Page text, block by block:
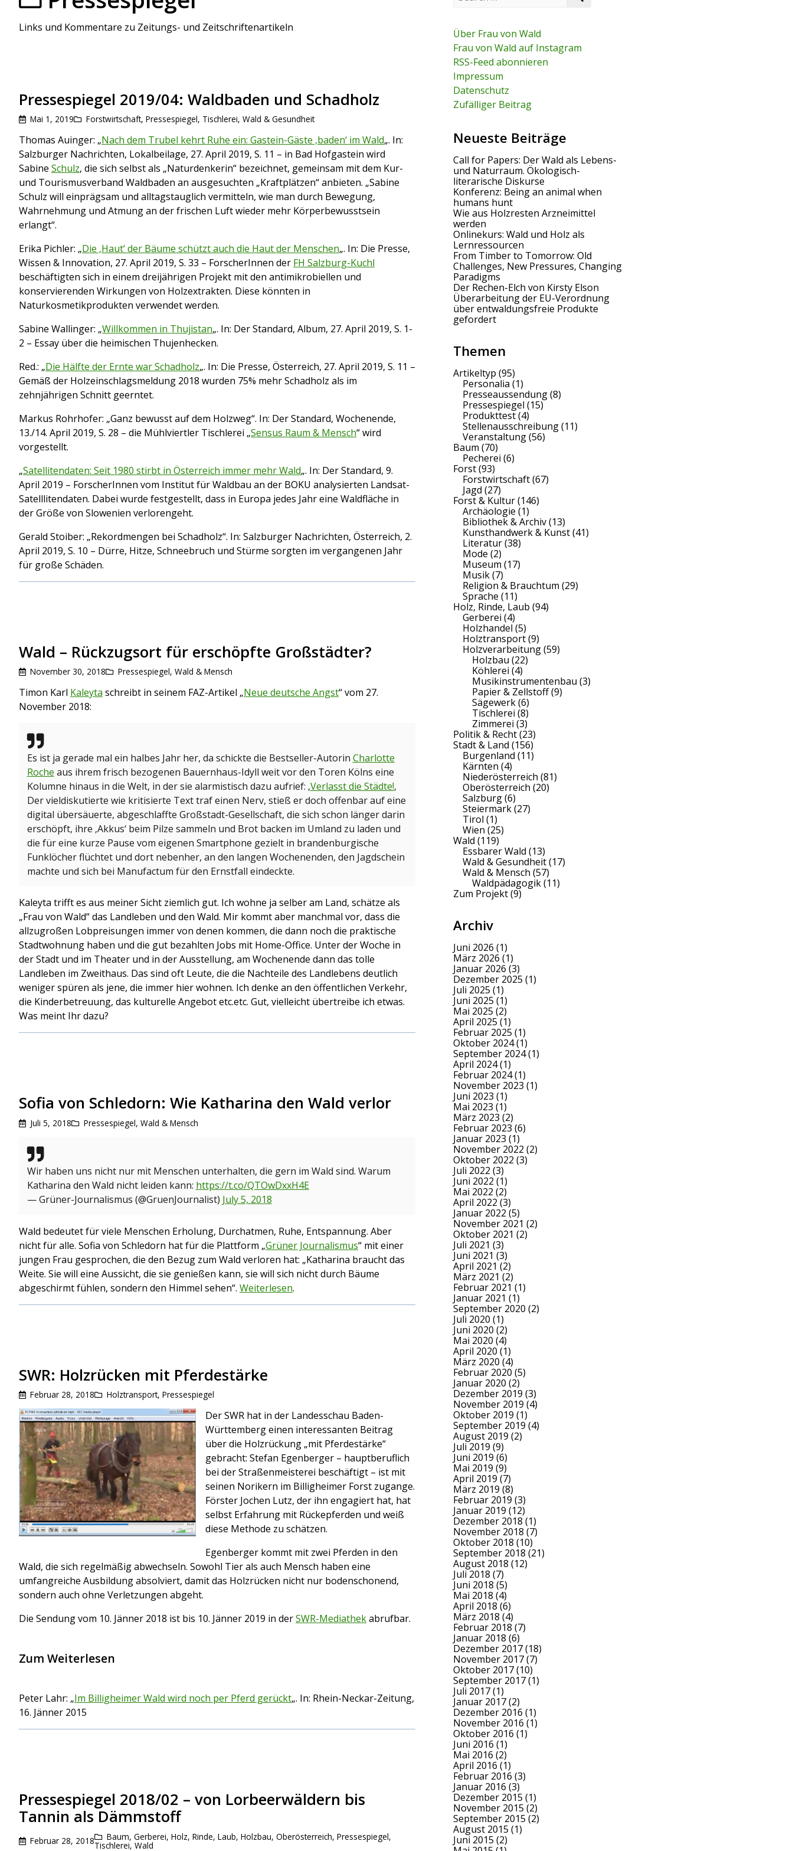
Links und Kommentare zu Zeitungs- und Zeitschriftenartikeln
Pressespiegel 2019/04: Waldbaden und Schadholz
Mai 1, 2019 Forstwirtschaft, Pressespiegel, Tischlerei, Wald & Gesundheit
Thomas Auinger: „Nach dem Trubel kehrt Ruhe ein: Gastein-Gäste ‚baden‘ im Wald„. In:
Salzburger Nachrichten, Lokalbeilage, 27. April 2019, S. 11 – in Bad Hofgastein wird
Sabine Schulz, die sich selbst als „Naturdenkerin“ bezeichnet, gemeinsam mit dem Kur-
und Tourismusverband Waldbaden an ausgesuchten „Kraftplätzen“ anbieten. „Sabine
Schulz will einprägsam und alltagstauglich vermitteln, wie man durch Bewegung,
Wahrnehmung und Atmung an der frischen Luft wieder mehr Körperbewusstsein
erlangt“.
Erika Pichler: „Die ‚Haut‘ der Bäume schützt auch die Haut der Menschen„. In: Die Presse,
Wissen & Innovation, 27. April 2019, S. 33 – ForscherInnen der FH Salzburg-Kuchl
beschäftigten sich in einem dreijährigen Projekt mit den antimikrobiellen und
konservierenden Wirkungen von Holzextrakten. Diese könnten in
Naturkosmetikprodukten verwendet werden.
Sabine Wallinger: „Willkommen in Thujistan„. In: Der Standard, Album, 27. April 2019, S. 1-
2 – Essay über die heimischen Thujenhecken.
Red.: „Die Hälfte der Ernte war Schadholz„. In: Die Presse, Österreich, 27. April 2019, S. 11 –
Gemäß der Holzeinschlagsmeldung 2018 wurden 75% mehr Schadholz als im
zehnjährigen Schnitt geerntet.
Markus Rohrhofer: „Ganz bewusst auf dem Holzweg“. In: Der Standard, Wochenende,
13./14. April 2019, S. 28 – die Mühlviertler Tischlerei „Sensus Raum & Mensch“ wird
vorgestellt.
„Satellitendaten: Seit 1980 stirbt in Österreich immer mehr Wald„. In: Der Standard, 9.
April 2019 – ForscherInnen vom Institut für Waldbau an der BOKU analysierten Landsat-
Satelllitendaten. Dabei wurde festgestellt, dass in Europa jedes Jahr eine Waldfläche in
der Größe von Slowenien verlorengeht.
Gerald Stoiber: „Rekordmengen bei Schadholz“. In: Salzburger Nachrichten, Österreich, 2.
April 2019, S. 10 – Dürre, Hitze, Schneebruch und Stürme sorgten im vergangenen Jahr
für große Schäden.
Wald – Rückzugsort für erschöpfte Großstädter?
November 30, 2018 Pressespiegel, Wald & Mensch
Timon Karl Kaleyta schreibt in seinem FAZ-Artikel „Neue deutsche Angst“ vom 27.
November 2018:
Es ist ja gerade mal ein halbes Jahr her, da schickte die Bestseller-Autorin Charlotte
Roche aus ihrem frisch bezogenen Bauernhaus-Idyll weit vor den Toren Kölns eine
Kolumne hinaus in die Welt, in der sie alarmistisch dazu aufrief: ‚Verlasst die Städte!‚
Der vieldiskutierte wie kritisierte Text traf einen Nerv, stieß er doch offenbar auf eine
digital übersäuerte, abgeschlaffte Großstadt-Gesellschaft, die sich schon länger darin
erschöpft, ihre ‚Akkus‘ beim Pilze sammeln und Brot backen im Umland zu laden und
die für eine kurze Pause vom eigenen Smartphone gezielt in brandenburgische
Funklöcher flüchtet und dort nebenher, an den langen Wochenenden, den Jagdschein
machte und sich bei Manufactum für den Ernstfall eindeckte.
Kaleyta trifft es aus meiner Sicht ziemlich gut. Ich wohne ja selber am Land, schätze als
„Frau von Wald“ das Landleben und den Wald. Mir kommt aber manchmal vor, dass die
allzugroßen Lobpreisungen immer von denen kommen, die dann noch die praktische
Stadtwohnung haben und die gut bezahlten Jobs mit Home-Office. Unter der Woche in
der Stadt und im Theater und in der Ausstellung, am Wochenende dann das tolle
Landleben im Zweithaus. Das sind oft Leute, die die Nachteile des Landlebens deutlich
weniger spüren als jene, die immer hier wohnen. Ich denke an den öffentlichen Verkehr,
die Kinderbetreuung, das kulturelle Angebot etc.etc. Gut, vielleicht übertreibe ich etwas.
Was meint Ihr dazu?
Sofia von Schledorn: Wie Katharina den Wald verlor
Juli 5, 2018 Pressespiegel, Wald & Mensch
Wir haben uns nicht nur mit Menschen unterhalten, die gern im Wald sind. Warum
Katharina den Wald nicht leiden kann: https://t.co/QTOwDxxH4E
— Grüner-Journalismus (@GruenJournalist) July 5, 2018
Wald bedeutet für viele Menschen Erholung, Durchatmen, Ruhe, Entspannung. Aber
nicht für alle. Sofia von Schledorn hat für die Plattform „Grüner Journalismus“ mit einer
jungen Frau gesprochen, die den Bezug zum Wald verloren hat: „Katharina braucht das
Weite. Sie will eine Aussicht, die sie genießen kann, sie will sich nicht durch Bäume
abgeschirmt fühlen, sondern den Himmel sehen“. Weiterlesen.
SWR: Holzrücken mit Pferdestärke
Februar 28, 2018 Holztransport, Pressespiegel
Der SWR hat in der Landesschau Baden-
Württemberg einen interessanten Beitrag
über die Holzrückung „mit Pferdestärke“
gebracht: Stefan Egenberger – hauptberuflich
bei der Straßenmeisterei beschäftigt – ist mit
seinen Norikern im Billigheimer Forst zugange.
Förster Jochen Lutz, der ihn engagiert hat, hat
selbst Erfahrung mit Rückepferden und weiß
diese Methode zu schätzen.
Egenberger kommt mit zwei Pferden in den
Wald, die sich regelmäßig abwechseln. Sowohl Tier als auch Mensch haben eine
umfangreiche Ausbildung absolviert, damit das Holzrücken nicht nur bodenschonend,
sondern auch ohne Verletzungen abgeht.
Die Sendung vom 10. Jänner 2018 ist bis 10. Jänner 2019 in derSWR-Mediathekabrufbar.
Zum Weiterlesen
Peter Lahr: „Im Billigheimer Wald wird noch per Pferd gerückt„. In: Rhein-Neckar-Zeitung,
16. Jänner 2015
Pressespiegel 2018/02 – von Lorbeerwäldern bis
Tannin als Dämmstoff
Februar 28, 2018 Baum, Gerberei, Holz, Rinde, Laub, Holzbau, Oberösterreich, Pressespiegel,
Tischlerei, Wald
c
h
f
o
r
:
Über Frau von Wald
Frau von Wald auf Instagram
RSS-Feed abonnieren
Impressum
Datenschutz
Zufälliger Beitrag
Neueste Beiträge
Call for Papers: Der Wald als Lebens-
und Naturraum. Ökologisch-
literarische Diskurse
Konferenz: Being an animal when
humans hunt
Wie aus Holzresten Arzneimittel
werden
Onlinekurs: Wald und Holz als
Lernressourcen
From Timber to Tomorrow: Old
Challenges, New Pressures, Changing
Paradigms
Der Rechen-Elch von Kirsty Elson
Überarbeitung der EU-Verordnung
über entwaldungsfreie Produkte
gefordert
Themen
Artikeltyp (95)
Personalia (1)
Presseaussendung(8)
Pressespiegel (15)
Produkttest(4)
Stellenausschreibung(11)
Veranstaltung(56)
Baum (70)
Pecherei (6)
Forst(93)
Forstwirtschaft(67)
Jagd (27)
Forst & Kultur(146)
Archäologie (1)
Bibliothek & Archiv(13)
Kunsthandwerk & Kunst(41)
Literatur(38)
Mode (2)
Museum (17)
Musik(7)
Religion & Brauchtum (29)
Sprache (11)
Holz, Rinde, Laub (94)
Gerberei (4)
Holzhandel (5)
Holztransport(9)
Holzverarbeitung(59)
Holzbau (22)
Köhlerei (4)
Musikinstrumentenbau (3)
Papier & Zellstoff(9)
Sägewerk(6)
Tischlerei (8)
Zimmerei (3)
Politik & Recht(23)
Stadt & Land (156)
Burgenland (11)
Kärnten (4)
Niederösterreich (81)
Oberösterreich (20)
Salzburg(6)
Steiermark(27)
Tirol (1)
Wien (25)
Wald (119)
Essbarer Wald (13)
Wald & Gesundheit(17)
Wald & Mensch (57)
Waldpädagogik(11)
Zum Projekt(9)
Archiv
Juni 2026 (1)
März 2026 (1)
Januar 2026 (3)
Dezember 2025 (1)
Juli 2025 (1)
Juni 2025 (1)
Mai 2025 (2)
April 2025 (1)
Februar 2025 (1)
Oktober 2024(1)
September 2024(1)
April 2024(1)
Februar 2024(1)
November 2023 (1)
Juni 2023 (1)
Mai 2023 (1)
März 2023 (2)
Februar 2023 (6)
Januar 2023 (1)
November 2022 (2)
Oktober 2022 (3)
Juli 2022 (3)
Juni 2022 (1)
Mai 2022 (2)
April 2022 (3)
Januar 2022 (5)
November 2021 (2)
Oktober 2021 (2)
Juli 2021 (3)
Juni 2021 (3)
April 2021 (2)
März 2021 (2)
Februar 2021 (1)
Januar 2021 (1)
September 2020 (2)
Juli 2020 (1)
Juni 2020 (2)
Mai 2020 (4)
April 2020 (1)
März 2020 (4)
Februar 2020 (5)
Januar 2020 (2)
Dezember 2019 (3)
November 2019 (4)
Oktober 2019 (1)
September 2019 (4)
August 2019 (2)
Juli 2019 (9)
Juni 2019 (6)
Mai 2019 (9)
April 2019 (7)
März 2019 (8)
Februar 2019 (3)
Januar 2019 (12)
Dezember 2018 (1)
November 2018 (7)
Oktober 2018 (10)
September 2018 (21)
August 2018 (12)
Juli 2018 (7)
Juni 2018 (5)
Mai 2018 (4)
April 2018 (6)
März 2018 (4)
Februar 2018 (7)
Januar 2018 (6)
Dezember 2017(18)
November 2017(7)
Oktober 2017(10)
September 2017(1)
Juli 2017(1)
Januar 2017(2)
Dezember 2016 (1)
November 2016 (1)
Oktober 2016 (1)
Juni 2016 (1)
Mai 2016 (2)
April 2016 (1)
Februar 2016 (3)
Januar 2016 (3)
Dezember 2015 (1)
November 2015 (2)
September 2015 (2)
August 2015 (1)
Juni 2015 (2)